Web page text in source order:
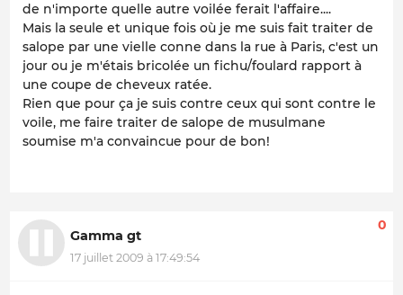
de n'importe quelle autre voilée ferait l'affaire....
Mais la seule et unique fois où je me suis fait traiter de
salope par une vielle conne dans la rue à Paris, c'est un
jour ou je m'étais bricolée un fichu/foulard rapport à
une coupe de cheveux ratée.
Rien que pour ça je suis contre ceux qui sont contre le
voile, me faire traiter de salope de musulmane
soumise m'a convaincue pour de bon!
Gamma gt
17 juillet 2009 à 17:49:54
0